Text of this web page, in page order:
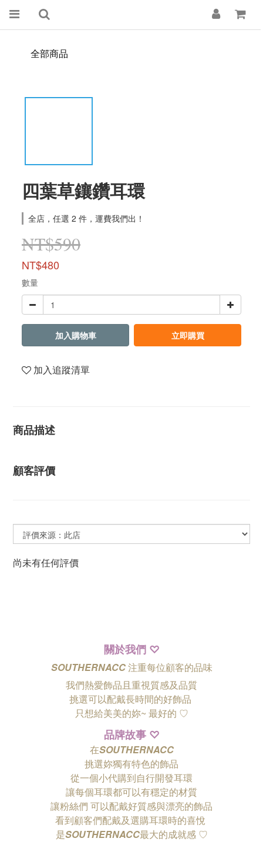
全部商品
四葉草鑲鑽耳環
全店，任選 2 件，運費我們出！
NT$590
NT$480
數量
加入購物車 立即購買
加入追蹤清單
商品描述
顧客評價
尚未有任何評價
關於我們 ♡
SOUTHERNACC注重每位顧客的品味
我們熱愛飾品且重視質感及品質
挑選可以配戴長時間的好飾品
只想給美美的妳~ 最好的 ♡
品牌故事 ♡
在SOUTHERNACC
挑選妳獨有特色的飾品
從一個小代購到自行開發耳環
讓每個耳環都可以有穩定的材質
讓粉絲們 可以配戴好質感與漂亮的飾品
看到顧客們配戴及選購耳環時的喜悅
是SOUTHERNACC最大的成就感 ♡